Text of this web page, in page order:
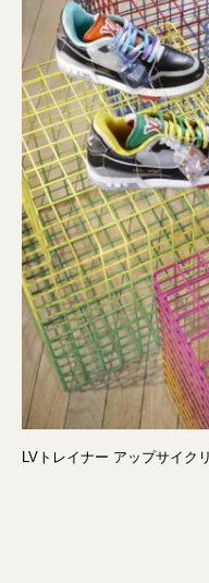
LVトレイナー アップサイク